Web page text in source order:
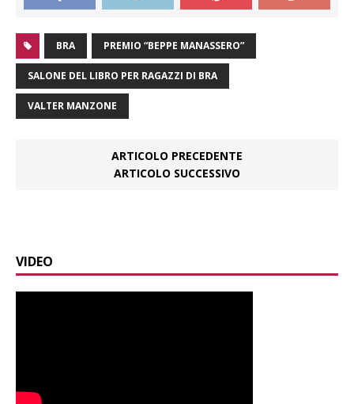
BRA PREMIO “BEPPE MANASSERO”
SALONE DEL LIBRO PER RAGAZZI DI BRA
VALTER MANZONE
ARTICOLO PRECEDENTE
ARTICOLO SUCCESSIVO
VIDEO